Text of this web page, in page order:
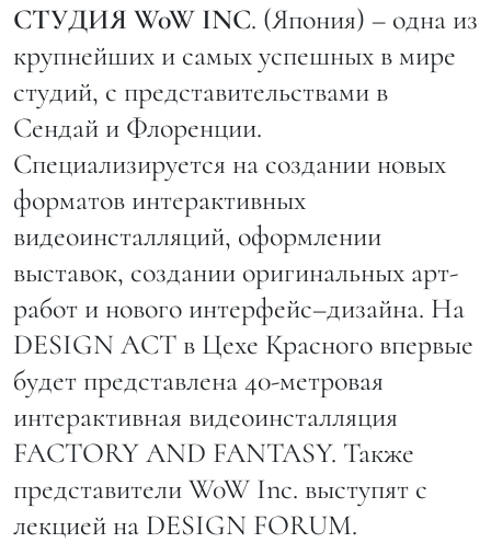
СТУДИЯ W0W INC. (Япония) – одна из
крупнейших и самых успешных в мире
студий, с представительствами в
Сендай и Флоренции.
Специализируется на создании новых
форматов интерактивных
видеоинсталляций, оформлении
выставок, создании оригинальных арт-
работ и нового интерфейс–дизайна. На
DESIGN ACT в Цехе Красного впервые
будет представлена 40-метровая
интерактивная видеоинсталляция
FACTORY AND FANTASY. Также
представители W0W Inc. выступят с
лекцией на DESIGN FORUM.